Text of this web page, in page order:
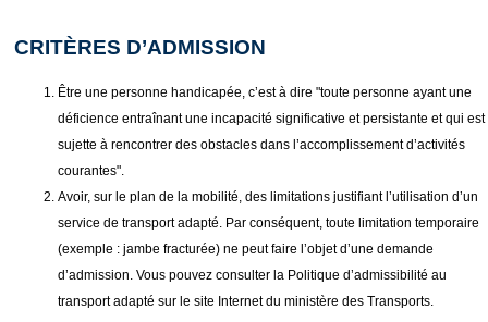
CRITÈRES D’ADMISSION
Être une personne handicapée, c’est à dire "toute personne ayant une
déficience entraînant une incapacité significative et persistante et qui est
sujette à rencontrer des obstacles dans l’accomplissement d’activités
courantes".
Avoir, sur le plan de la mobilité, des limitations justifiant l’utilisation d’un
service de transport adapté. Par conséquent, toute limitation temporaire
(exemple : jambe fracturée) ne peut faire l’objet d’une demande
d’admission. Vous pouvez consulter la Politique d’admissibilité au
transport adapté sur le site Internet du ministère des Transports.